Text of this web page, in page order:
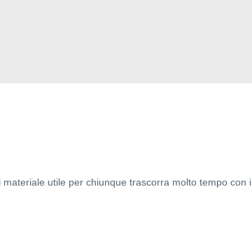
utile per chiunque trascorra molto tempo con i